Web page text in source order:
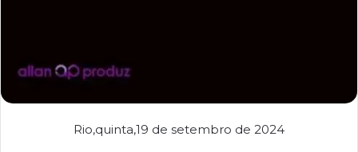
Rio,quinta,19 de setembro de 2024